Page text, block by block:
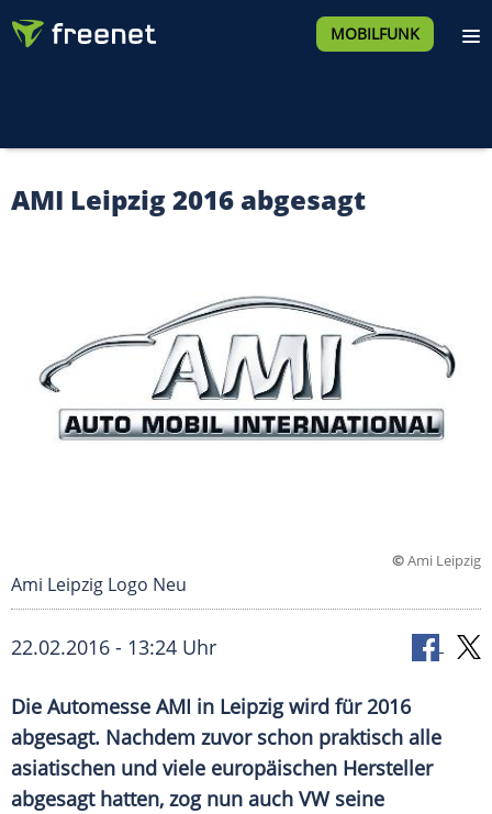
MOBILFUNK
AMI Leipzig 2016 abgesagt
©Ami Leipzig
Ami Leipzig Logo Neu
22.02.2016 - 13:24 Uhr
Die Automesse AMI in Leipzig wird für 2016
abgesagt. Nachdem zuvor schon praktisch alle
asiatischen und viele europäischen Hersteller
abgesagt hatten, zog nun auch VW seine